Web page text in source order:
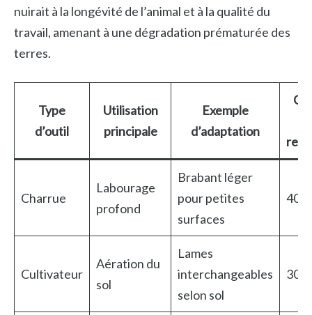
nuirait à la longévité de l’animal et à la qualité du
travail, amenant à une dégradation prématurée des
terres.
Type
d’outil
Utilisation
principale
Exemple
d’adaptation
Charrue
Labourage
profond
Brabant léger
pour petites
surfaces
Cultivateur
Aération du
sol
Lames
interchangeables
selon sol